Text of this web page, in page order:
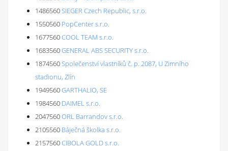
1486560SIEGER Czech Republic, s.r.o.
1550560 PopCenter s.r.o.
1677560COOL TEAM s.r.o.
1683560GENERAL ABS SECURITY s.r.o.
1874560Společenství vlastníků č. p. 2087, U Zimního
stadionu, Zlín
1949560GARTHALIO, SE
1984560 DAIMEL s.r.o.
2047560ORL Barrandov s.r.o.
2105560 Báječná školka s.r.o.
2157560CIBOLA GOLD s.r.o.